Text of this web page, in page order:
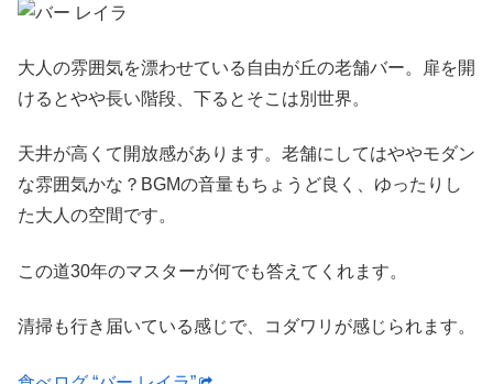
大人の雰囲気を漂わせている自由が丘の老舗バー。扉を開
けるとやや長い階段、下るとそこは別世界。
天井が高くて開放感があります。老舗にしてはややモダン
な雰囲気かな？BGMの音量もちょうど良く、ゆったりし
た大人の空間です。
この道30年のマスターが何でも答えてくれます。
清掃も行き届いている感じで、コダワリが感じられます。